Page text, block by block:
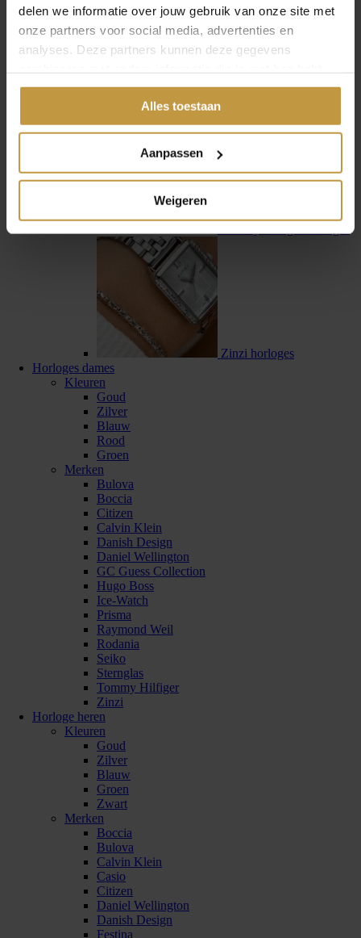
delen we informatie over jouw gebruik van onze site met
onze partners voor social media, advertenties en
analyses. Deze partners kunnen deze gegevens
gedeeld of die ze hebben verzameld via jouw gebruik van
Alles toestaan
Aanpassen
Weigeren
Swiss Military Hanowa
Zinzi horloges
Horloges dames
Kleuren
Goud
Zilver
Blauw
Rood
Groen
Merken
Bulova
Boccia
Citizen
Calvin Klein
Danish Design
Daniel Wellington
GC Guess Collection
Hugo Boss
Ice-Watch
Prisma
Raymond Weil
Rodania
Seiko
Sternglas
Tommy Hilfiger
Zinzi
Horloge heren
Kleuren
Goud
Zilver
Blauw
Groen
Zwart
Merken
Boccia
Bulova
Calvin Klein
Casio
Citizen
Daniel Wellington
Danish Design
Festina